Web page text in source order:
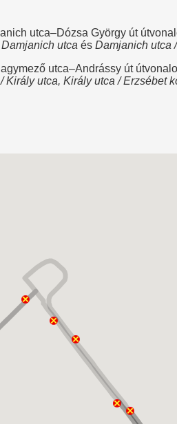
utca–Dózsa György út
utca és Damjanich utca
utca–Andrássy út
Király utca, Király utca / Erzsébet